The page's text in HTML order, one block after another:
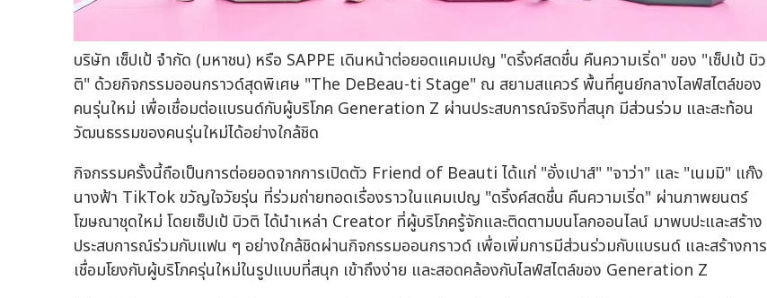
บริษัท เซ็ปเป้ จำกัด (มหาชน) หรือ SAPPE เดินหน้าต่อยอดแคมเปญ "ดริ้งค์สดชื่น คืนความเริ่ด" ของ "เซ็ปเป้ บิว
ติ" ด้วยกิจกรรมออนกราวด์สุดพิเศษ "The DeBeau-ti Stage" ณ สยามสแควร์ พื้นที่ศูนย์กลางไลฟ์สไตล์ของ
คนรุ่นใหม่ เพื่อเชื่อมต่อแบรนด์กับผู้บริโภค Generation Z ผ่านประสบการณ์จริงที่สนุก มีส่วนร่วม และสะท้อน
วัฒนธรรมของคนรุ่นใหม่ได้อย่างใกล้ชิด
กิจกรรมครั้งนี้ถือเป็นการต่อยอดจากการเปิดตัว Friend of Beauti ได้แก่ "อั่งเปาส์" "จาว่า" และ "เนมมิ" แก๊ง
นางฟ้า TikTok ขวัญใจวัยรุ่น ที่ร่วมถ่ายทอดเรื่องราวในแคมเปญ "ดริ้งค์สดชื่น คืนความเริ่ด" ผ่านภาพยนตร์
โฆษณาชุดใหม่ โดยเซ็ปเป้ บิวติ ได้นำเหล่า Creator ที่ผู้บริโภครู้จักและติดตามบนโลกออนไลน์ มาพบปะและสร้าง
ประสบการณ์ร่วมกับแฟน ๆ อย่างใกล้ชิดผ่านกิจกรรมออนกราวด์ เพื่อเพิ่มการมีส่วนร่วมกับแบรนด์ และสร้างการ
เชื่อมโยงกับผู้บริโภครุ่นใหม่ในรูปแบบที่สนุก เข้าถึงง่าย และสอดคล้องกับไลฟ์สไตล์ของ Generation Z